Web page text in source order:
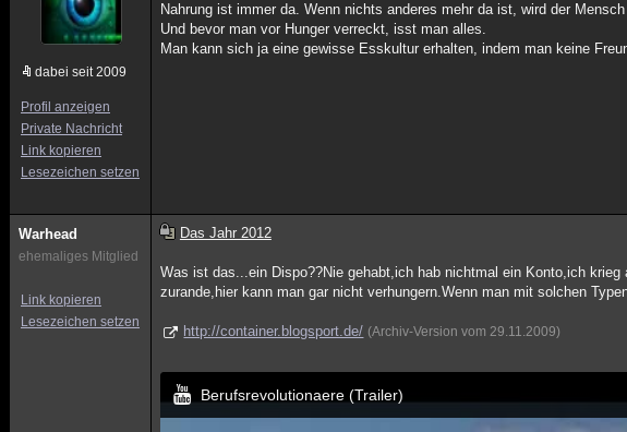
dabei seit 2009
Profil anzeigen
Private Nachricht
Link kopieren
Lesezeichen setzen
Nahrung ist immer da. Wenn nichts anderes mehr da ist, wird der
Und bevor man vor Hunger verreckt, isst man alles.
Man kann sich ja eine gewisse Esskultur erhalten, indem man keine
Warhead
ehemaliges Mitglied
Link kopieren
Lesezeichen setzen
Das Jahr 2012
Was ist das...ein Dispo??Nie gehabt,ich hab nichtmal ein Konto,ich
zurande,hier kann man gar nicht verhungern.Wenn man mit solchen
http://container.blogsport.de/ (Archiv-Version vom 29.11.2009)
Berufsrevolutionaere (Trailer)